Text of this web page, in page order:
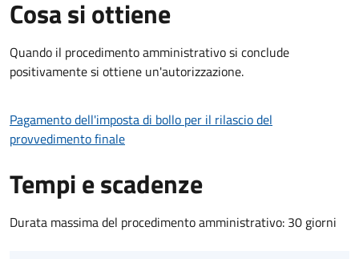
Cosa si ottiene
Quando il procedimento amministrativo si conclude
positivamente si ottiene un'autorizzazione.
Pagamento dell'imposta di bollo per il rilascio del
provvedimento finale
Tempi e scadenze
Durata massima del procedimento amministrativo: 30 giorni